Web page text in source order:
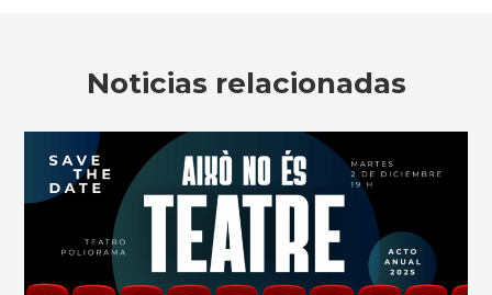
Noticias relacionadas